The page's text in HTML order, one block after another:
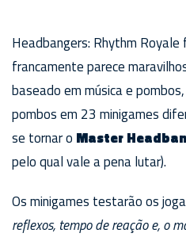
Headbangers: Rhythm
francamente parece
baseado em música e
pombos em 23 minigames
se tornar o Master
pelo qual vale a pena lutar).
Os minigames testarão os
reflexos, tempo de reação e, o